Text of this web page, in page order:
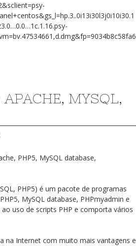
MYSQL,
PHP5, MySQL database,
PHP5) é um pacote de programas
MySQL database, PHPmyadmin e
uso de scripts PHP e comporta vários
na Internet com muito mais vantagens e